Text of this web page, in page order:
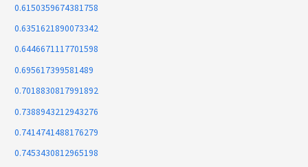
0.6150359674381758
0.6351621890073342
0.6446671117701598
0.695617399581489
0.7018830817991892
0.7388943212943276
0.7414741488176279
0.7453430812965198